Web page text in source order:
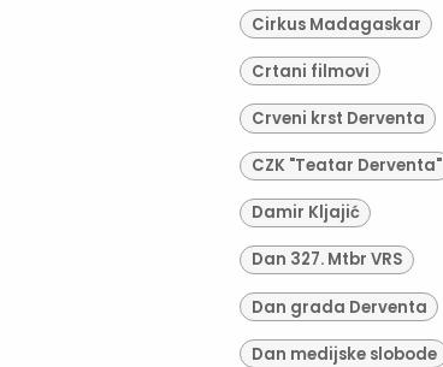
Cirkus Madagaskar
Crtani filmovi
Crveni krst Derventa
CZK "Teatar Derventa"
Damir Kljajić
Dan 327. Mtbr VRS
Dan grada Derventa
Dan medijske slobode